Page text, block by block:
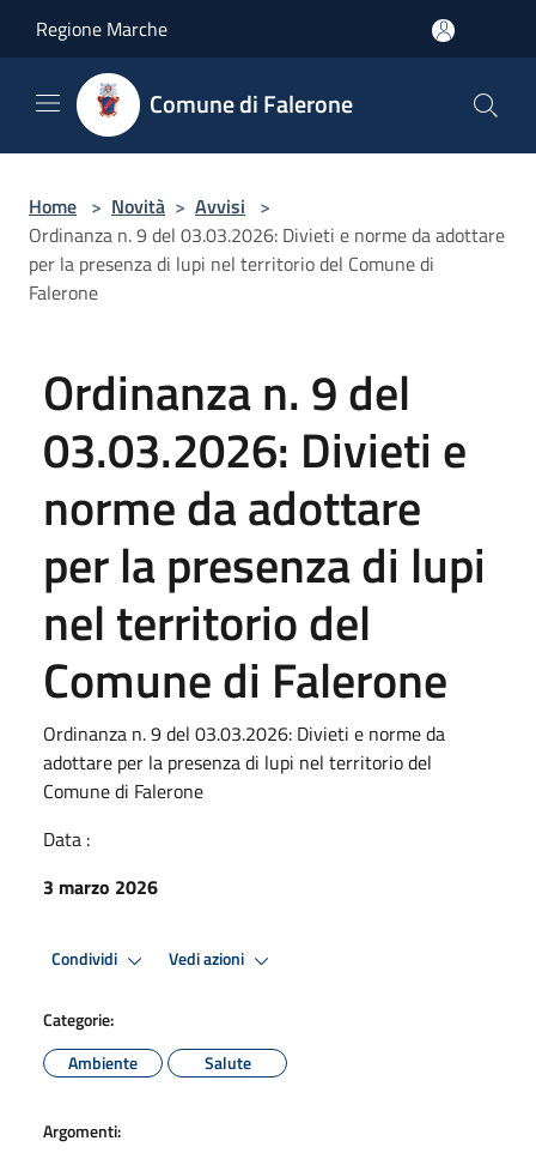
Regione Marche
Comune di Falerone
Home > Novità > Avvisi >
Ordinanza n. 9 del 03.03.2026: Divieti e norme da adottare
per la presenza di lupi nel territorio del Comune di
Falerone
Ordinanza n. 9 del
03.03.2026: Divieti e
norme da adottare
per la presenza di lupi
nel territorio del
Comune di Falerone
Ordinanza n. 9 del 03.03.2026: Divieti e norme da
adottare per la presenza di lupi nel territorio del
Comune di Falerone
Data :
3 marzo 2026
Condividi Vedi azioni
Categorie:
Ambiente
Salute
Argomenti: